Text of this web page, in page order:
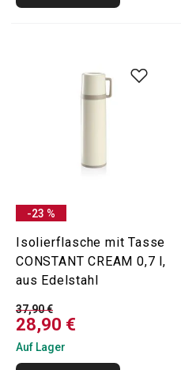
-23 %
Isolierflasche mit Tasse
CONSTANT CREAM 0,7 l,
aus Edelstahl
37,90 €
28,90 €
Auf Lager